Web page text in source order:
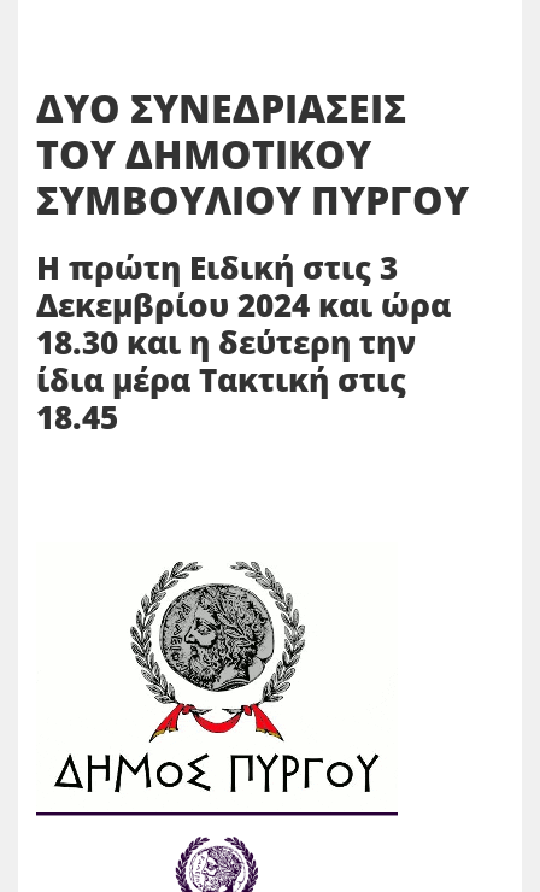
ΔΥΟ ΣΥΝΕΔΡΙΑΣΕΙΣ
ΤΟΥ ΔΗΜΟΤΙΚΟΥ
ΣΥΜΒΟΥΛΙΟΥ ΠΥΡΓΟΥ
Η πρώτη Ειδική στις 3
Δεκεμβρίου 2024 και ώρα
18.30 και η δεύτερη την
ίδια μέρα Τακτική στις
18.45